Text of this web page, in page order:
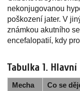
nekonjugovanou
poškození jater. V
známkou akutního
encefalopatií, kdy
Tabulka 1.
Mecha
Co se